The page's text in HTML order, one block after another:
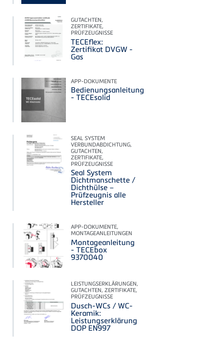
GUTACHTEN,
ZERTIFIKATE,
PRÜFZEUGNISSE
TECEflex:
Zertifikat DVGW -
Gas
APP-DOKUMENTE
Bedienungsanleitung
- TECEsolid
SEAL SYSTEM
VERBUNDABDICHTUNG,
GUTACHTEN,
ZERTIFIKATE,
PRÜFZEUGNISSE
Seal System
Dichtmanschette /
Dichthülse –
Prüfzeugnis alle
Hersteller
APP-DOKUMENTE,
MONTAGEANLEITUNGEN
Montageanleitung
- TECEbox
9370040
LEISTUNGSERKLÄRUNGEN,
GUTACHTEN, ZERTIFIKATE,
PRÜFZEUGNISSE
Dusch-WCs / WC-
Keramik:
Leistungserklärung
DOP EN997